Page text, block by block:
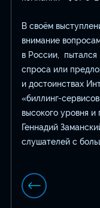
В своём
внимание
в России, пытался
спроса или
и достоинствах
«биллинг-
высокого уровня и
Геннадий
слушателей с